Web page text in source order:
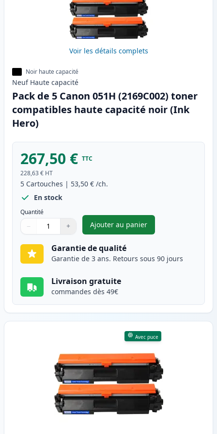
Voir les détails complets
Noir haute capacité
Neuf Haute capacité
Pack de 5 Canon 051H (2169C002) toner
compatibles haute capacité noir (Ink
Hero)
267,50 € TTC
228,63 € HT
5 Cartouches | 53,50 € /ch.
En stock
Quantité
Quantité
Utilisez les boutons pour ajuster
− +
Quantité
Ajouter au panier
,Pack de 5 Canon 051H
Garantie de qualité
Garantie de 3 ans. Retours sous 90 jours
Livraison gratuite
commandes dès 49€
Avec puce